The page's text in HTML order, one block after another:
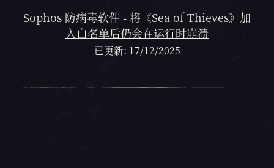
Sophos 防病毒软件 - 将《Sea of Thieves》加
入白名单后仍会在运行时崩溃
已更新: 17/12/2025